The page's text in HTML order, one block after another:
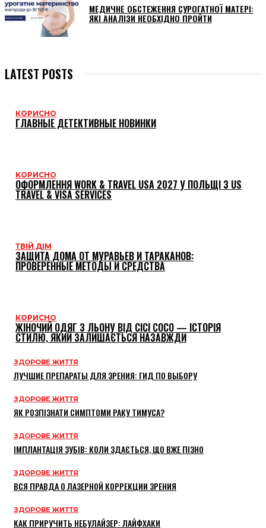
МЕДИЧНЕ ОБСТЕЖЕННЯ СУРОГАТНОЇ МАТЕРІ:
ЯКІ АНАЛІЗИ НЕОБХІДНО ПРОЙТИ
LATEST POSTS
КОРИСНО
ГЛАВНЫЕ ДЕТЕКТИВНЫЕ НОВИНКИ
КОРИСНО
ОФОРМЛЕННЯ WORK & TRAVEL USA 2027 У ПОЛЬЩІ З US
TRAVEL & VISA SERVICES
ТВІЙ ДІМ
ЗАЩИТА ДОМА ОТ МУРАВЬЕВ И ТАРАКАНОВ:
ПРОВЕРЕННЫЕ МЕТОДЫ И СРЕДСТВА
КОРИСНО
ЖІНОЧИЙ ОДЯГ З ЛЬОНУ ВІД CICI COCO — ІСТОРІЯ
СТИЛЮ, ЯКИЙ ЗАЛИШАЄТЬСЯ НАЗАВЖДИ
ЗДОРОВЕ ЖИТТЯ
ЛУЧШИЕ ПРЕПАРАТЫ ДЛЯ ЗРЕНИЯ: ГИД ПО ВЫБОРУ
ЗДОРОВЕ ЖИТТЯ
ЯК РОЗПІЗНАТИ СИМПТОМИ РАКУ ТИМУСА?
ЗДОРОВЕ ЖИТТЯ
ІМПЛАНТАЦІЯ ЗУБІВ: КОЛИ ЗДАЄТЬСЯ, ЩО ВЖЕ ПІЗНО
ЗДОРОВЕ ЖИТТЯ
ВСЯ ПРАВДА О ЛАЗЕРНОЙ КОРРЕКЦИИ ЗРЕНИЯ
ЗДОРОВЕ ЖИТТЯ
КАК ПРИРУЧИТЬ НЕБУЛАЙЗЕР: ЛАЙФХАКИ